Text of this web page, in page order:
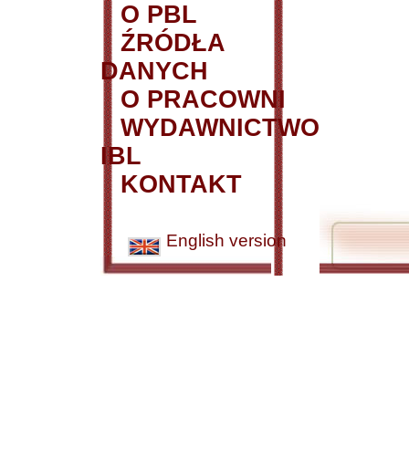
O PBL
ŹRÓDŁA
DANYCH
O PRACOWNI
WYDAWNICTWO
IBL
KONTAKT
English version